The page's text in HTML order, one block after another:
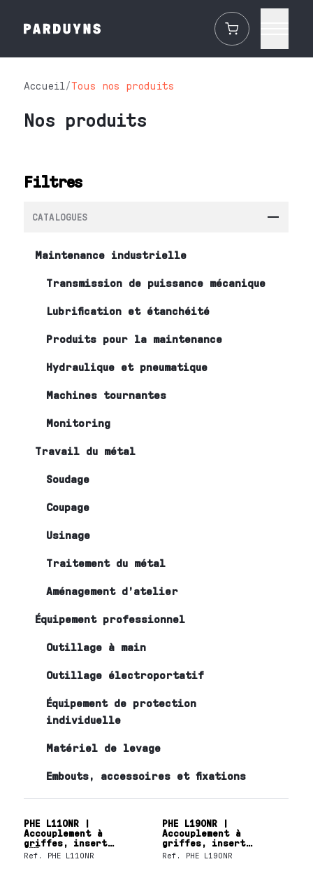
Accueil/Tous nos produits
Nos produits
Filtres
CATALOGUES
Maintenance industrielle
Transmission de puissance mécanique
Lubrification et étanchéité
Produits pour la maintenance
Hydraulique et pneumatique
Machines tournantes
Monitoring
Travail du métal
Soudage
Coupage
Usinage
Traitement du métal
Aménagement d’atelier
Équipement professionnel
Outillage à main
Outillage électroportatif
Équipement de protection
individuelle
Matériel de levage
Embouts, accessoires et fixations
PHE L110NR |
Accouplement à
griffes, insert
denroulement en
nitrile SKF
Ref. PHE L110NR
PHE L190NR |
Accouplement à
griffes, insert
d'enroulement en
nitrile SKF
Ref. PHE L190NR